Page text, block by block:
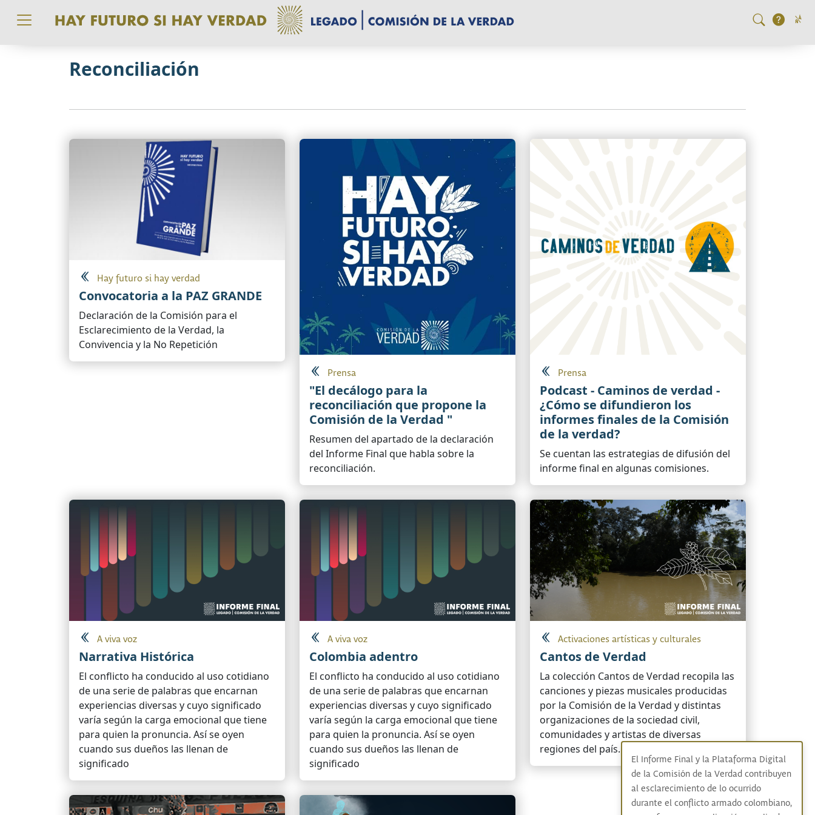
Reconciliación
Hay futuro si hay verdad
Convocatoria a la PAZ GRANDE
Declaración de la Comisión para el
Esclarecimiento de la Verdad, la
Convivencia y la No Repetición
Prensa
"El decálogo para la
reconciliación que propone la
Comisión de la Verdad "
Resumen del apartado de la declaración
del Informe Final que habla sobre la
reconciliación.
Prensa
Podcast - Caminos de verdad -
¿Cómo se difundieron los
informes finales de la Comisión
de la verdad?
Se cuentan las estrategias de difusión del
informe final en algunas comisiones.
A viva voz
Narrativa Histórica
El conflicto ha conducido al uso cotidiano
de una serie de palabras que encarnan
experiencias diversas y cuyo significado
varía según la carga emocional que tiene
para quien la pronuncia. Así se oyen
cuando sus dueños las llenan de
significado
A viva voz
Colombia adentro
El conflicto ha conducido al uso cotidiano
de una serie de palabras que encarnan
experiencias diversas y cuyo significado
varía según la carga emocional que tiene
para quien la pronuncia. Así se oyen
cuando sus dueños las llenan de
significado
Activaciones artísticas y culturales
Cantos de Verdad
La colección Cantos de Verdad recopila las
canciones y piezas musicales producidas
por la Comisión de la Verdad y distintas
organizaciones de la sociedad civil,
comunidades y artistas de diversas
regiones del país.
El Informe Final y la Plataforma Digital
de la Comisión de la Verdad contribuyen
al esclarecimiento de lo ocurrido
durante el conflicto armado colombiano,